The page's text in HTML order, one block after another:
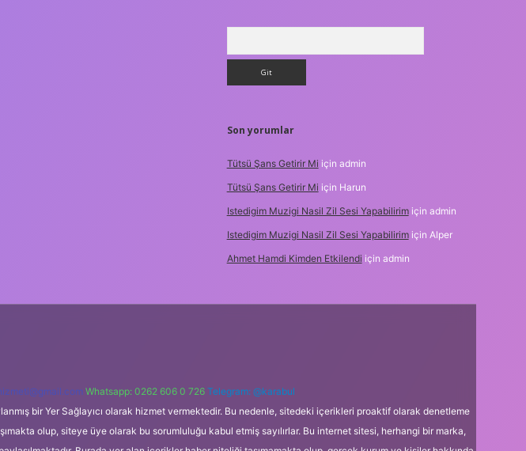
Son yorumlar
Tütsü Şans Getirir Mi için admin
Tütsü Şans Getirir Mi için Harun
Istedigim Muzigi Nasil Zil Sesi Yapabilirimiçin admin
Istedigim Muzigi Nasil Zil Sesi Yapabilirimiçin Alper
Ahmet Hamdi Kimden Etkilendi için admin
Whatsapp: 0262 606 0 726 Telegram: @karabul
bir Yer Sağlayıcı olarak hizmet vermektedir. Bu nedenle, sitedeki içerikleri proaktif olarak denetleme
olup, siteye üye olarak bu sorumluluğu kabul etmiş sayılırlar. Bu internet sitesi, herhangi bir marka,